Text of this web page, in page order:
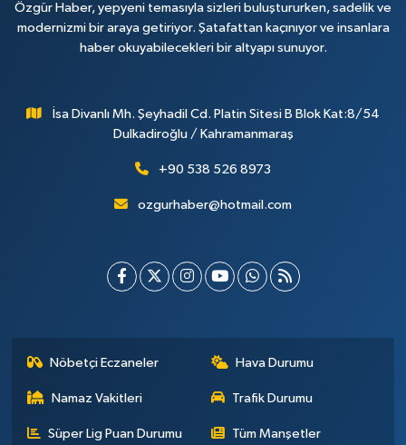
Özgür Haber, yepyeni temasıyla sizleri buluştururken, sadelik ve
modernizmi bir araya getiriyor. Şatafattan kaçınıyor ve insanlara
haber okuyabilecekleri bir altyapı sunuyor.
İsa Divanlı Mh. Şeyhadil Cd. Platin Sitesi B Blok Kat:8/54
Dulkadiroğlu / Kahramanmaraş
+90 538 526 8973
ozgurhaber@hotmail.com
Nöbetçi Eczaneler Hava Durumu
Namaz Vakitleri Trafik Durumu
Süper Lig Puan Durumu Tüm Manşetler